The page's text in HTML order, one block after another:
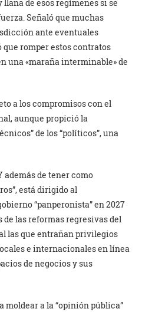
de esos regímenes si se
Señaló que muchas
ante eventuales
romper estos contratos
una «maraña interminable» de
a los compromisos con el
aunque propició la
de los “políticos”, una
además de tener como
está dirigido al
“panperonista” en 2027
las reformas regresivas del
las que entrañan privilegios
e internacionales en línea
de negocios y sus
moldear a la “opinión pública”